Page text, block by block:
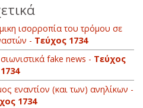
ισορροπία του τρόμου σε
- Τεύχος 1734
fake news - Τεύχος
1734
εναντίον (και των) ανηλίκων -
1734